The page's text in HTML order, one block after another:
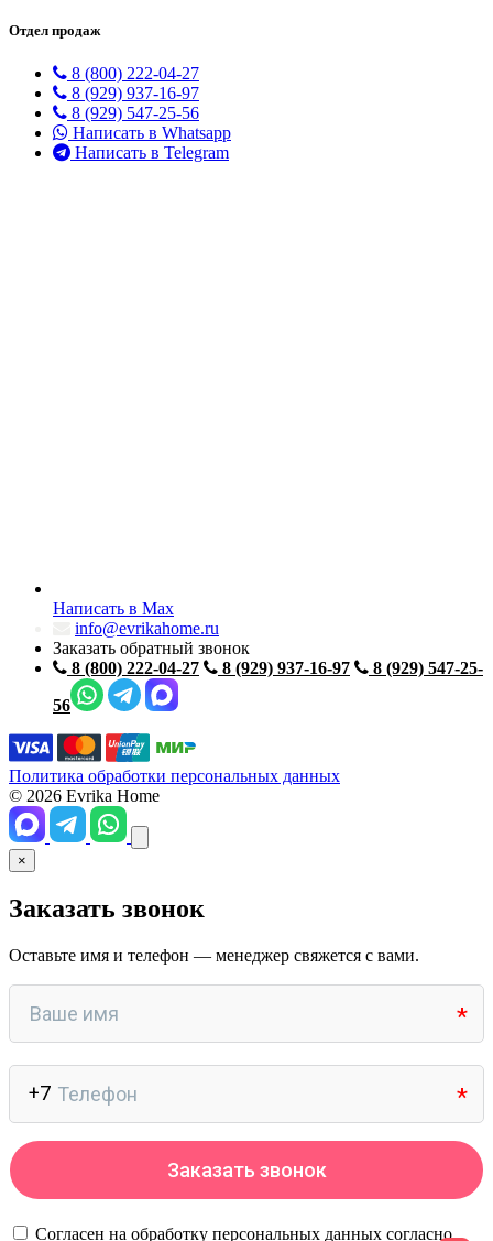
Отдел продаж
8 (800) 222-04-27
8 (929) 937-16-97
8 (929) 547-25-56
Написать в Whatsapp
Написать в Telegram
Написать в Max
info@evrikahome.ru
Заказать обратный звонок
8 (800) 222-04-27
8 (929) 937-16-97
8 (929) 547-25-
56
Политика обработки персональных данных
© 2026 Evrika Home
×
Заказать звонок
Оставьте имя и телефон — менеджер свяжется с вами.
Согласен на обработку персональных данных согласно